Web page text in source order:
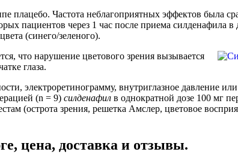
Частота неблагоприятных эффектов была
пациентов через 1 час после приема силденафила
(синего/зеленого).
что нарушение цветового зрения вызывается
глаза.
электроретинограмму, внутриглазное давление
(n = 9) силденафил в однократной дозе 100 мг
(острота зрения, решетка Амслер, цветовое
цена, доставка и отзывы.